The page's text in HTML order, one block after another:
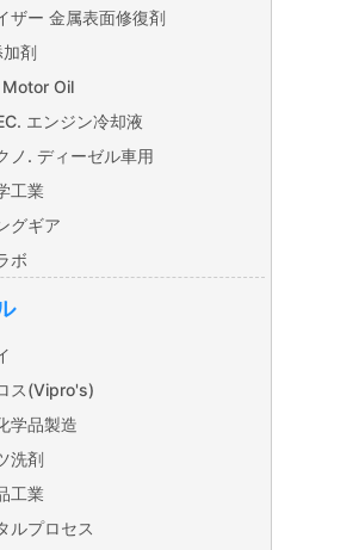
ザー 金属表面修復剤
剤
Oil
エンジン冷却液
ノ. ディーゼル車用
工業
グギア
ボ
ス(Vipro's)
学品製造
洗剤
工業
ルプロセス